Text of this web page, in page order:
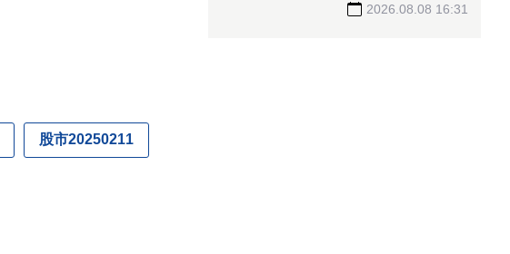
股市20250211
美國禁令送大禮？「光通訊廠」有望